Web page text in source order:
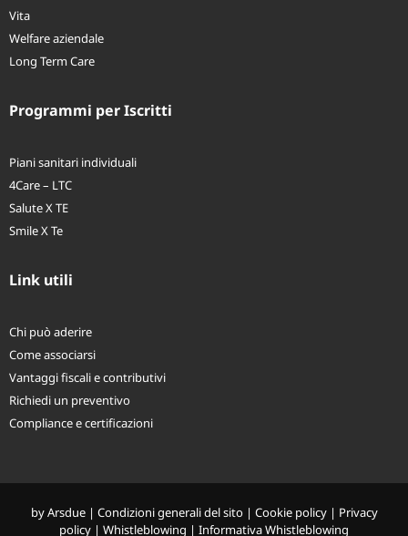
IPM
Vita
Welfare aziendale
Piani sanitari individuali
4Care – LTC
Salute X TE
Chi può aderire
Come associarsi
Vantaggi fiscali e contributivi
Richiedi un preventivo
Arsdue|Condizioni generali del sito|Cookie policy|Privacy